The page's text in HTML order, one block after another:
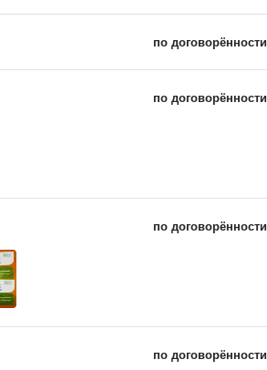
по договорённости
по договорённости
по договорённости
по договорённости